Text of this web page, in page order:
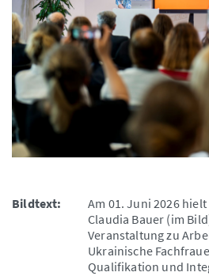
Bildtext:
Am 01. Juni 2026
Claudia Bauer (im
Veranstaltung zu
Ukrainische
Qualifikation und